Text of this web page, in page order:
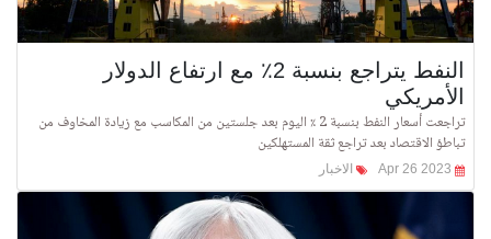
النفط يتراجع ​​بنسبة 2٪ مع ارتفاع الدولار
الأمريكي
تراجعت أسعار النفط بنسبة 2 ٪ اليوم بعد جلستين من المكاسب مع زيادة المخاوف من
تباطؤ الاقتصاد بعد تراجع ثقة المستهلكين
الاخبار